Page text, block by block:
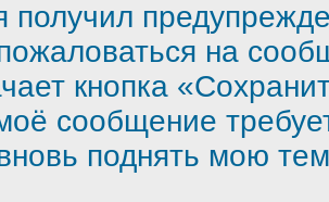
получил
на
кнопка
сообщение
поднять мою